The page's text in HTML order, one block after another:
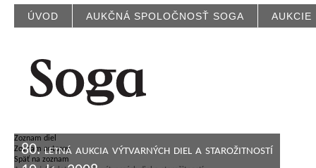
ÚVOD AUKČNÁ SPOLOČNOSŤ SOGA AUKCIE
80. letná aukcia výtvarných diel a starožitností
Zoznam diel
Zoznam autorov
Späť na zoznam